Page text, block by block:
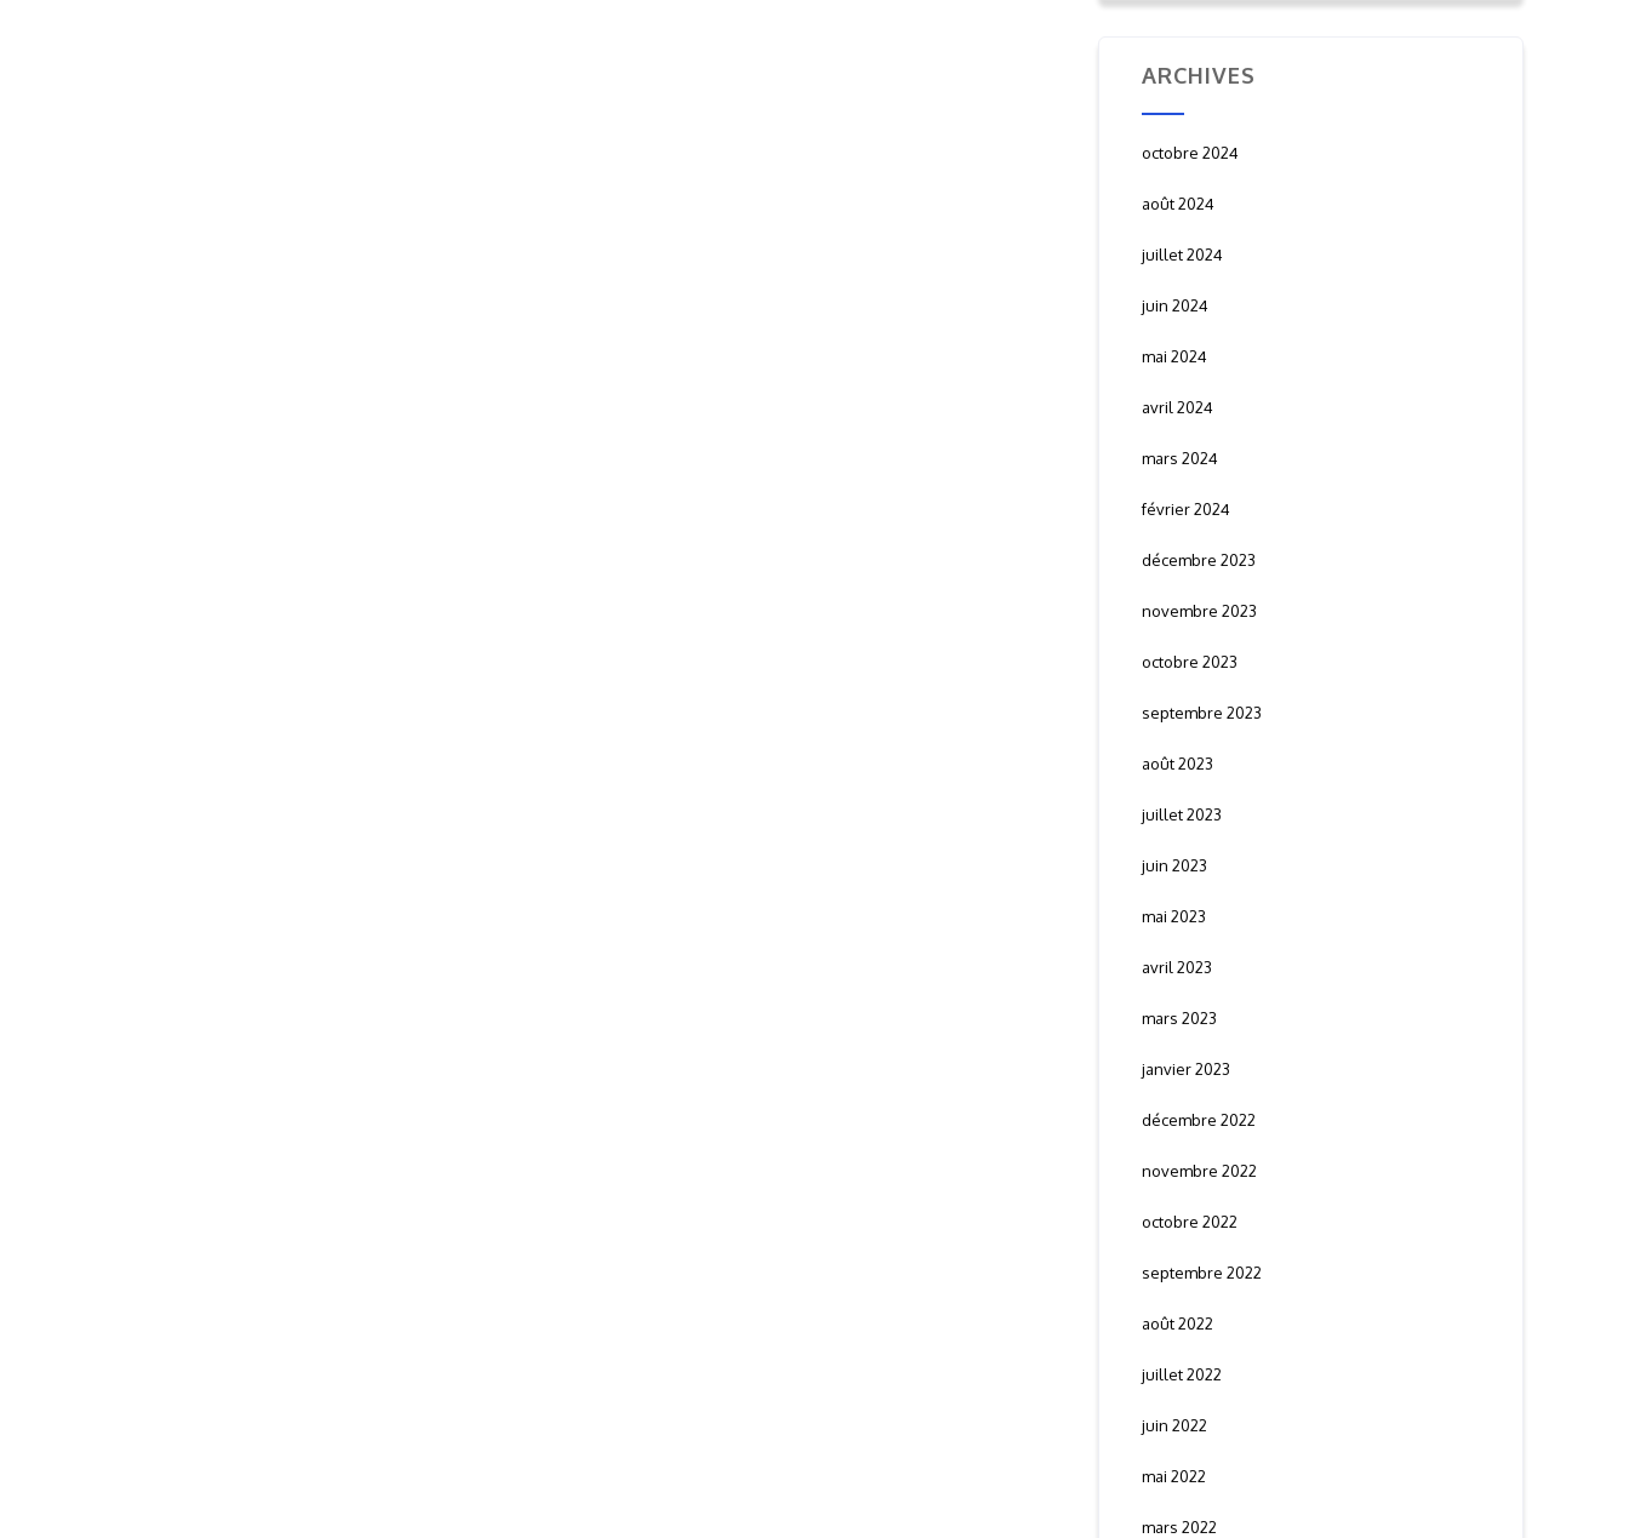
ARCHIVES
octobre 2024
août 2024
juillet 2024
juin 2024
mai 2024
avril 2024
mars 2024
février 2024
décembre 2023
novembre 2023
octobre 2023
septembre 2023
août 2023
juillet 2023
juin 2023
mai 2023
avril 2023
mars 2023
janvier 2023
décembre 2022
novembre 2022
octobre 2022
septembre 2022
août 2022
juillet 2022
juin 2022
mai 2022
mars 2022